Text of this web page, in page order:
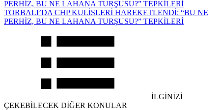
TORBALI’DA CHP KULİSLERİ HAREKETLENDİ: “BU NE
PERHİZ, BU NE LAHANA TURŞUSU?” TEPKİLERİ
İLGİNİZİ
ÇEKEBİLECEK DİĞER KONULAR